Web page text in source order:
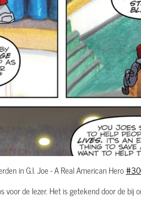
in G.I. Joe - A Real American Hero
de lezer. Het is getekend door de bij